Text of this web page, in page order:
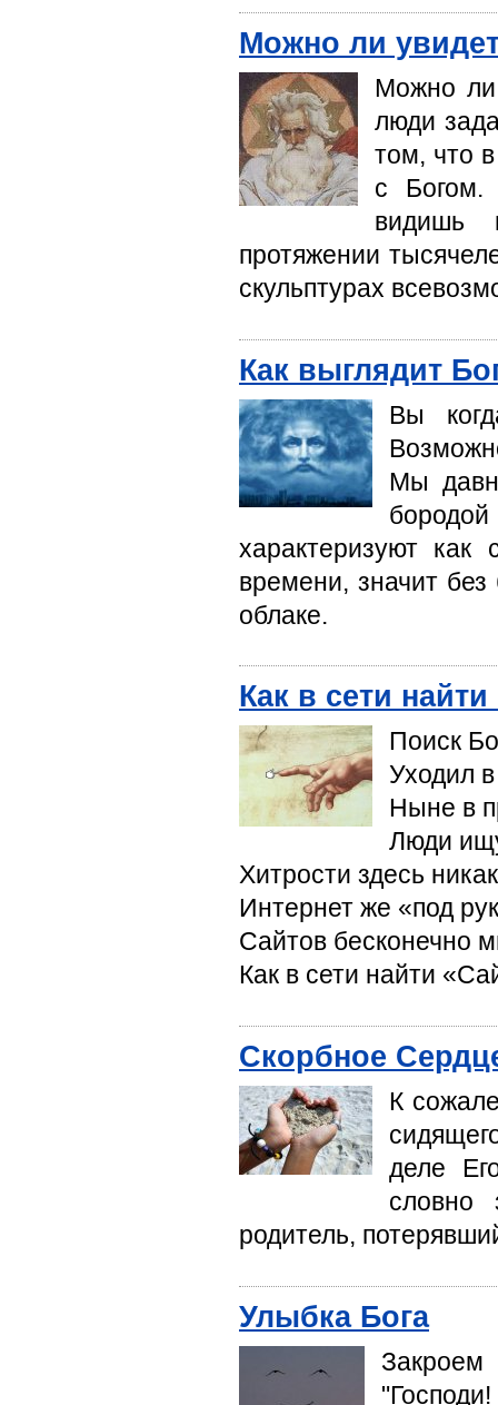
Можно ли
Можно ли
люди
том, что
с Богом.
видишь
протяжении
скульптурах
Как выглядит
Вы
Мы
характеризуют
времени, значит
облаке.
Как в сети
Поиск
Уходил
Ныне в
Люди
Хитрости здесь
Интернет же «под
Сайтов бесконечно
Как в сети найти
Скорбное
К
деле
словно
родитель,
Улыбка Бога